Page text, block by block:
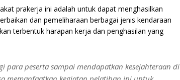
prakerja ini adalah untuk dapat menghasilkan
dan pemeliharaan berbagai jenis kendaraan
terbentuk harapan kerja dan penghasilan yang
para peserta sampai mendapatkan kesejahteraan di